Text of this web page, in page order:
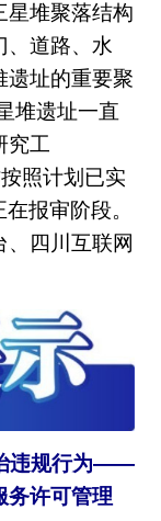
星堆聚落结构
、道路、水
遗址的重要聚
堆遗址一直
究工
照计划已实
报审阶段。
、四川互联网
违规行为——
务许可管理